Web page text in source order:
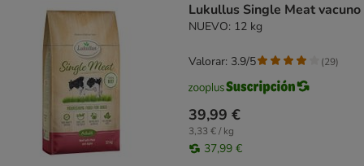
Lukullus Single Meat vacuno
NUEVO: 12 kg
39,99 €
3,33 € / kg
37,99 €
Valorar: 3.9/5 (29)